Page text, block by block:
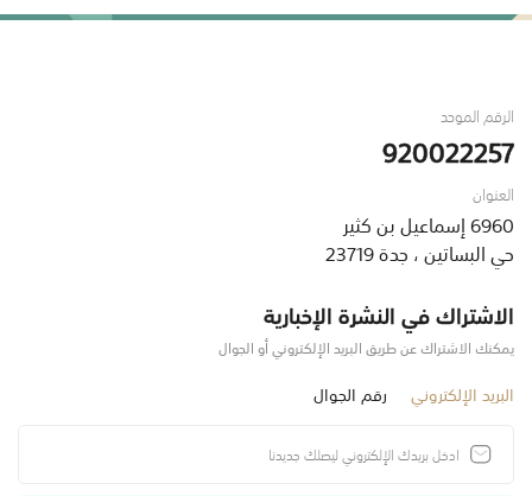
الرقم الموحد
920022257
العنوان
6960 إسماعيل بن كثير
حي البساتين ، جدة 23719
الاشتراك في النشرة الإخبارية
يمكنك الاشتراك عن طريق البريد الإلكتروني أو الجوال
البريد الإلكتروني رقم الجوال